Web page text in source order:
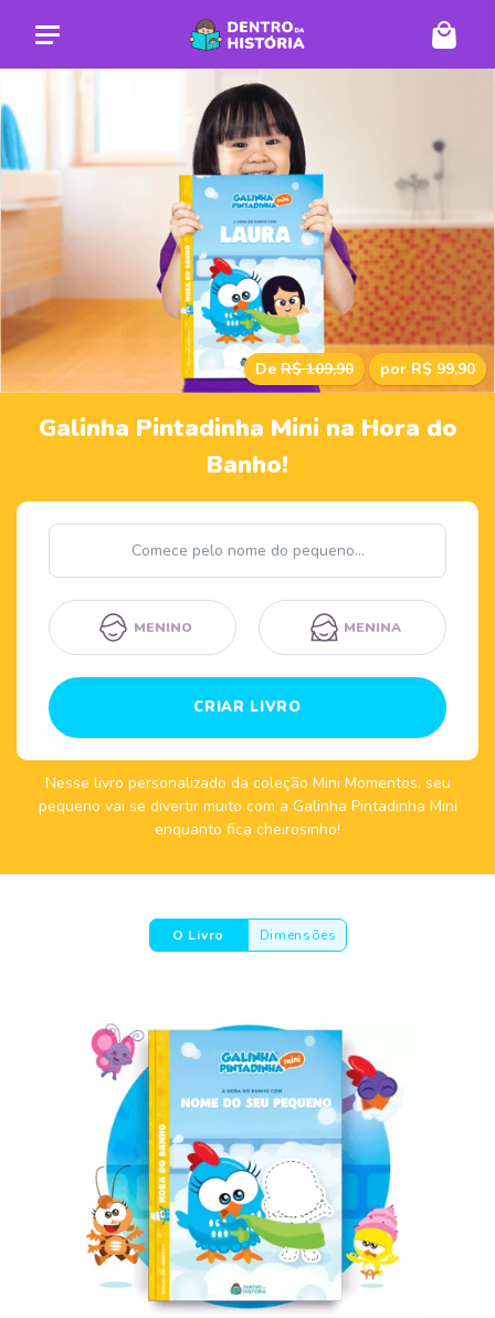
De R$ 109,90 por R$ 99,90
Galinha Pintadinha Mini na Hora do
Banho!
Nome
MENINO MENINA
CRIAR LIVRO
Nesse livro personalizado da coleção Mini Momentos, seu
pequeno vai se divertir muito com a Galinha Pintadinha Mini
enquanto fica cheirosinho!
O Livro Dimensões